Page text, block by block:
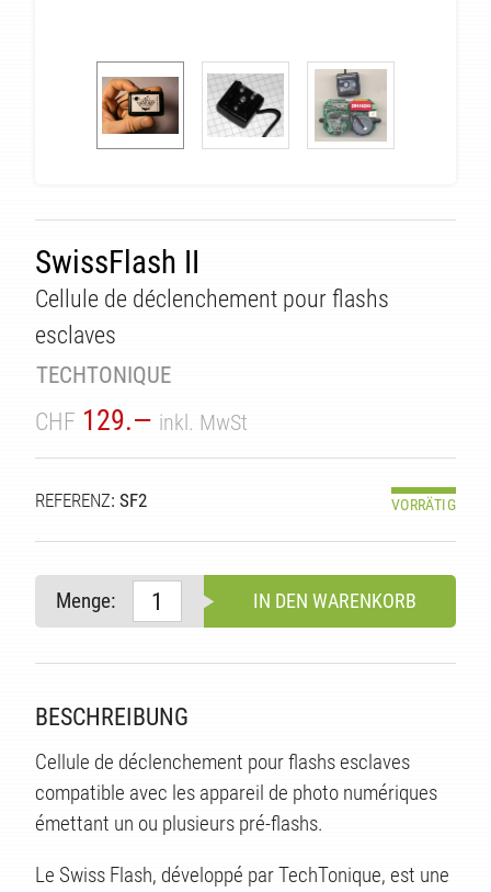
SwissFlash II
Cellule de déclenchement pour flashs
esclaves
TECHTONIQUE
CHF 129.— inkl. MwSt
REFERENZ: SF2 VORRÄTIG
Menge: IN DEN WARENKORB
BESCHREIBUNG
Cellule de déclenchement pour flashs esclaves
compatible avec les appareil de photo numériques
émettant un ou plusieurs pré-flashs.
Le Swiss Flash, développé par TechTonique, est une